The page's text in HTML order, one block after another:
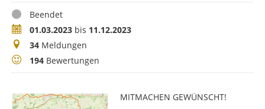
StatusBeendet
Zeitraum01.03.2023 bis 11.12.2023
Meldungen
34 Meldungen
Bewertungen
194 Bewertungen
MITMACHEN GEWÜNSCHT!